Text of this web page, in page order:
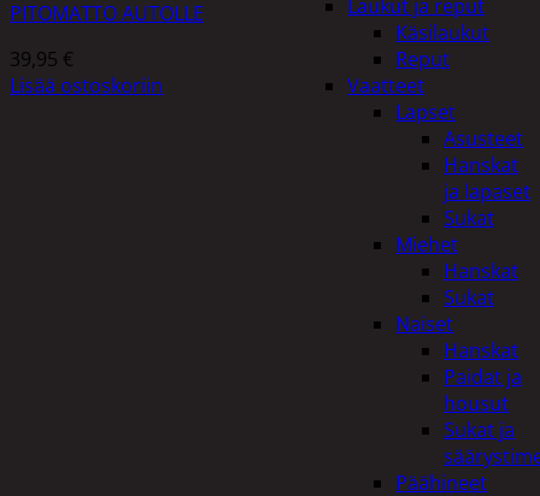
Laukut ja reput
Käsilaukut
Reput
Vaatteet
Lapset
Asusteet
Hanskat
ja lapaset
Sukat
Miehet
Hanskat
Sukat
Naiset
Hanskat
Paidat ja
housut
Sukat ja
Päähineet
PITOMATTO AUTOLLE
39,95 €
Lisää ostoskoriin